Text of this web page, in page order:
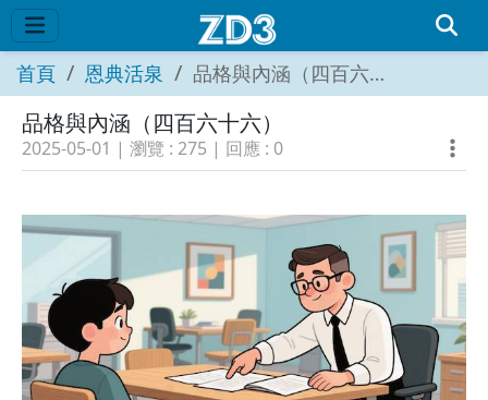
首頁 恩典活泉 品格與內涵（四百六十六）
品格與內涵（四百六十六）
2025-05-01 | 瀏覽 : 275 | 回應 : 0